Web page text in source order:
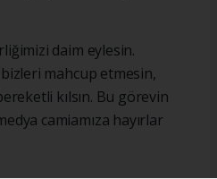
daim eylesin.
bizleri mahcup etmesin,
kılsın. Bu görevin
camiamıza hayırlar